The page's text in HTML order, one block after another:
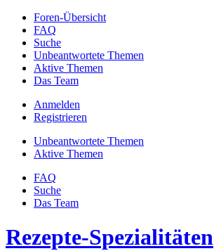
Foren-Übersicht
FAQ
Suche
Unbeantwortete Themen
Aktive Themen
Das Team
Anmelden
Registrieren
Unbeantwortete Themen
Aktive Themen
FAQ
Suche
Das Team
Rezepte-Spezialitäten